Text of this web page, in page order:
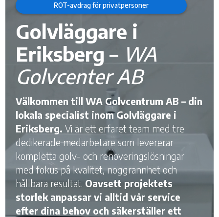
ROT-avdrag för privatpersoner
Golvläggare i
Eriksberg – WA
Golvcenter AB
Välkommen till WA Golvcentrum AB – din
lokala specialist inom Golvläggare i
Eriksberg. Vi är ett erfaret team med tre
dedikerade medarbetare som levererar
kompletta golv- och renoveringslösningar
med fokus på kvalitet, noggrannhet och
hållbara resultat. Oavsett projektets
storlek anpassar vi alltid vår service
efter dina behov och säkerställer ett